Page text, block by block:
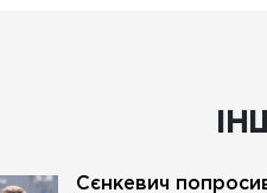
Сєнкевич